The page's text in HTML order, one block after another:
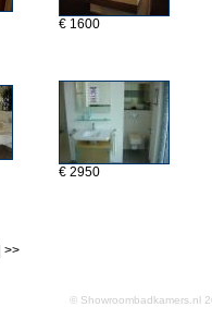
€ 1600
€ 2950
| >>
©